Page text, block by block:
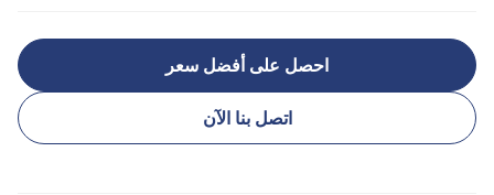
احصل على أفضل سعر
اتصل بنا الآن